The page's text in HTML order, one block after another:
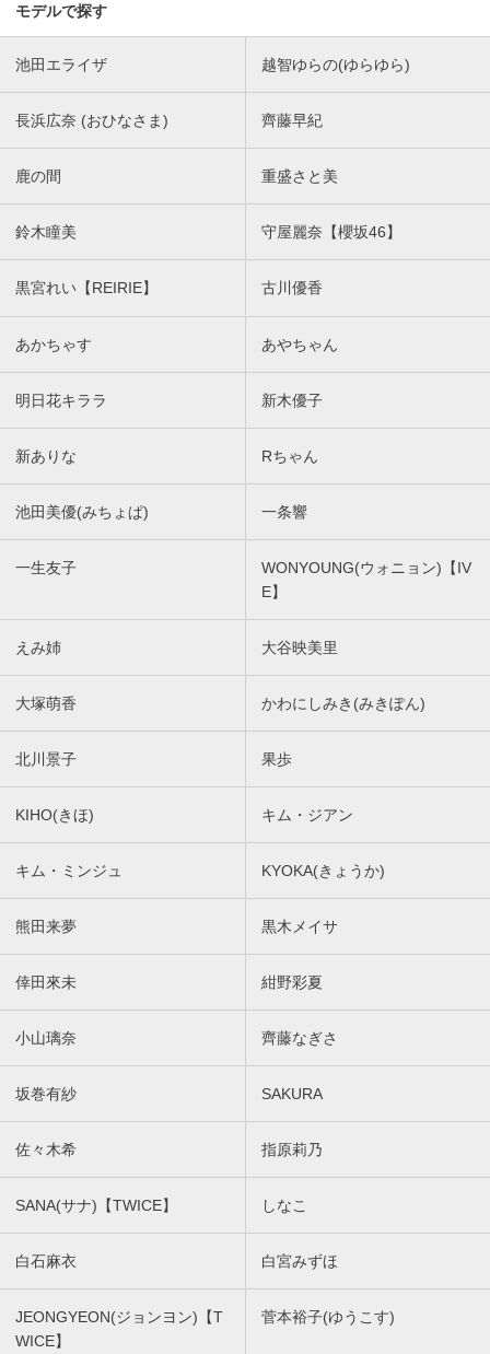
モデルで探す
池田エライザ 越智ゆらの(ゆらゆら)
長浜広奈 (おひなさま) 齊藤早紀
鹿の間 重盛さと美
鈴木瞳美 守屋麗奈【櫻坂46】
黒宮れい【REIRIE】 古川優香
あかちゃす あやちゃん
明日花キララ 新木優子
新ありな Rちゃん
池田美優(みちょぱ) 一条響
一生友子
WONYOUNG(ウォニョン)【IV
E】
えみ姉 大谷映美里
大塚萌香 かわにしみき(みきぽん)
北川景子 果歩
KIHO(きほ) キム・ジアン
キム・ミンジュ KYOKA(きょうか)
熊田来夢 黒木メイサ
倖田來未 紺野彩夏
小山璃奈 齊藤なぎさ
坂巻有紗 SAKURA
佐々木希 指原莉乃
SANA(サナ)【TWICE】 しなこ
白石麻衣 白宮みずほ
JEONGYEON(ジョンヨン)【T
WICE】
菅本裕子(ゆうこす)